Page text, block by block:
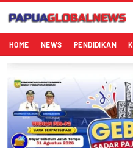
HOME NEWS PENDIDIKAN